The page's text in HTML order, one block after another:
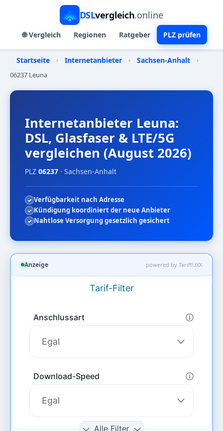
DSLvergleich.online
🌐 Vergleich Regionen Ratgeber PLZ prüfen
Startseite › Internetanbieter › Sachsen-Anhalt
›
06237 Leuna
Internetanbieter Leuna:
DSL, Glasfaser & LTE/5G
vergleichen (August 2026)
PLZ 06237 · Sachsen-Anhalt
Verfügbarkeit nach Adresse
Kündigung koordiniert der neue Anbieter
Nahtlose Versorgung gesetzlich gesichert
Anzeige powered by TariffUXX